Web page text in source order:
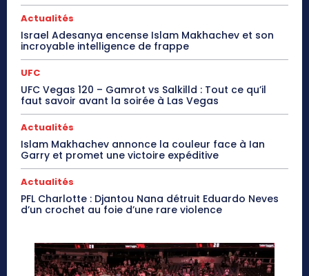
Actualités
Israel Adesanya encense Islam Makhachev et son
incroyable intelligence de frappe
UFC
UFC Vegas 120 – Gamrot vs Salkilld : Tout ce qu’il
faut savoir avant la soirée à Las Vegas
Actualités
Islam Makhachev annonce la couleur face à Ian
Garry et promet une victoire expéditive
Actualités
PFL Charlotte : Djantou Nana détruit Eduardo Neves
d’un crochet au foie d’une rare violence